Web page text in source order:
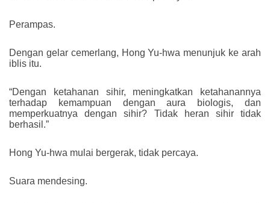
Perampas.
Dengan gelar cemerlang, Hong Yu-hwa menunjuk ke arah
iblis itu.
“Dengan ketahanan sihir, meningkatkan ketahanannya
terhadap kemampuan dengan aura biologis, dan
memperkuatnya dengan sihir? Tidak heran sihir tidak
berhasil.”
Hong Yu-hwa mulai bergerak, tidak percaya.
Suara mendesing.